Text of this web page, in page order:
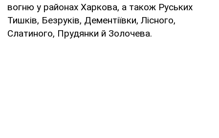
вогню у районах Харкова, а також Руських
Тишків, Безруків, Дементіївки, Лісного,
Слатиного, Прудянки й Золочева.